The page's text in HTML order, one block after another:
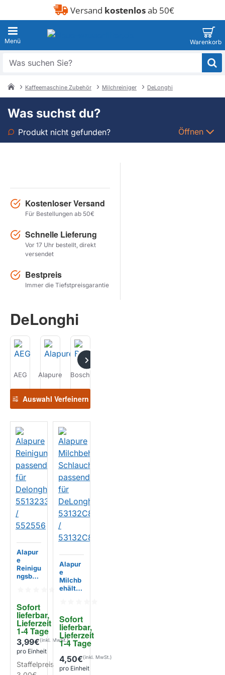
Versand kostenlosab 50€
Was
Sie?
Kaffeemaschine Zubehör Milchreiniger DeLonghi
Was suchst du?
Produkt nicht gefunden? Öffnen
Modell
Herstel zoekopdracht
Kostenloser Versand
Für Bestellungen ab 50€
Schnelle Lieferung
Vor 17 Uhr bestellt, direkt
versendet
Bestpreis
Immer die Tiefstpreisgarantie
DeLonghi
AEG Alapure Bosch
Auswahl Verfeinern
EIGENMARKE
Sofort
lieferbar,
Lieferzeit
1-4 Tage
Alapur
e
Reinigu
ngsbür
Delong
hi
551323
3861 /
552556
3,99€
pro Einheit
Staffelpreis
EIGENMARKE
Sofort
lieferbar,
Lieferzeit
1-4 Tage
Alapur
e
Milchb
ehälter
passen
d für
DeLong
hi
8204 /
53132C
4,50€
pro Einheit